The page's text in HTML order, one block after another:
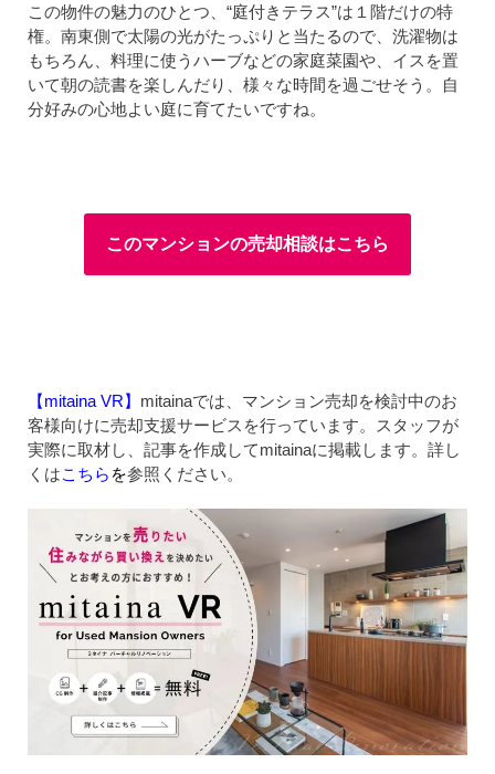
この物件の魅力のひとつ、“庭付きテラス”は１階だけの特
権。南東側で太陽の光がたっぷりと当たるので、洗濯物は
もちろん、料理に使うハーブなどの家庭菜園や、イスを置
いて朝の読書を楽しんだり、様々な時間を過ごせそう。自
分好みの心地よい庭に育てたいですね。
このマンションの売却相談はこちら
【mitaina VR】 mitainaでは、マンション売却を検討中のお
客様向けに売却支援サービスを行っています。スタッフが
実際に取材し、記事を作成してmitainaに掲載します。詳し
くはこちら を参照ください。